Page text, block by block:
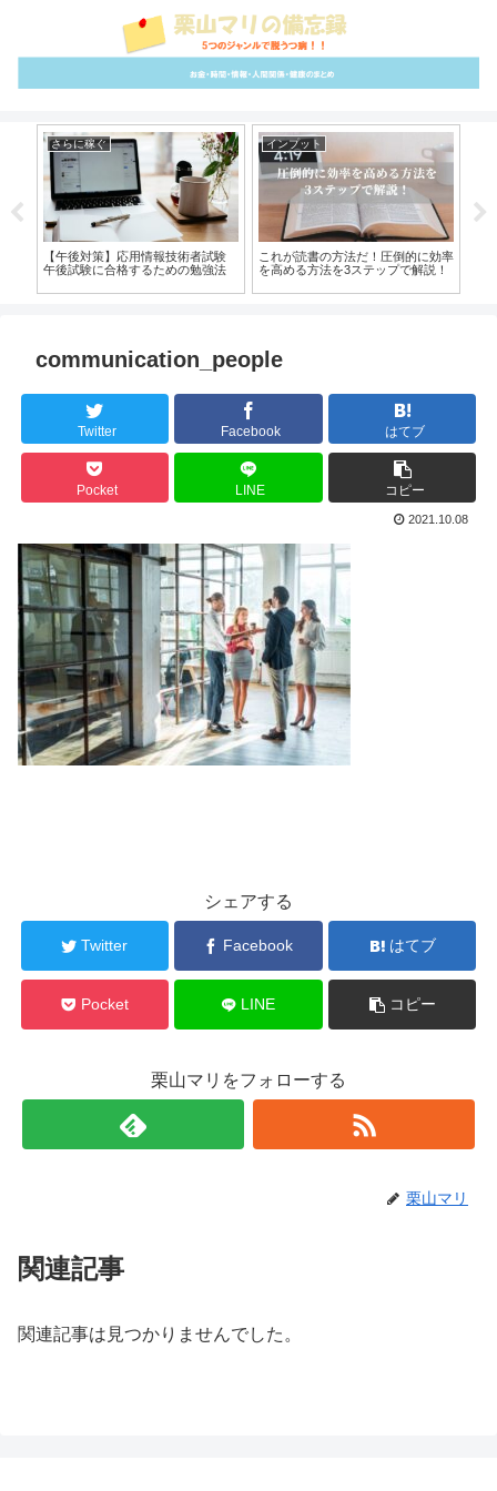
さらに稼ぐ
【午後対策】応用情報技術者試験
午後試験に合格するための勉強法
インプット
これが読書の方法だ！圧倒的に効率
を高める方法を3ステップで解説！
communication_people
Twitter Facebook はてブ
Pocket LINE コピー
2021.10.08
シェアする
Twitter Facebook はてブ
Pocket LINE コピー
栗山マリをフォローする
栗山マリ
関連記事
関連記事は見つかりませんでした。